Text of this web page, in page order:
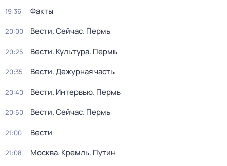
19:36 Факты
20:00 Вести. Сейчас. Пермь
20:25 Вести. Культура. Пермь
20:35 Вести. Дежурная часть
20:40 Вести. Интервью. Пермь
20:50 Вести. Сейчас. Пермь
21:00 Вести
21:08 Москва. Кремль. Путин